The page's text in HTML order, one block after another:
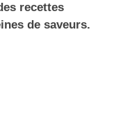
recettes
de saveurs.